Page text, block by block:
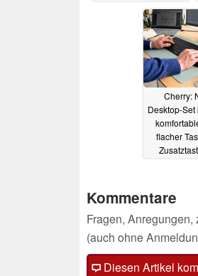
22.10.2024
Cherry:
Desktop-Set
flacher
Kommentare
Fragen,
(auch ohne
Diesen Artikel